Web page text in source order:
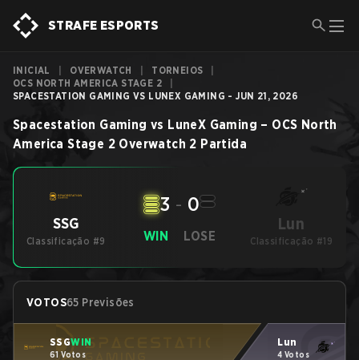
STRAFE ESPORTS
INICIAL OVERWATCH TORNEIOS
OCS NORTH AMERICA STAGE 2
SPACESTATION GAMING VS LUNEX GAMING - JUN 21, 2026
Spacestation Gaming vs LuneX Gaming – OCS North
America Stage 2 Overwatch 2 Partida
SSG
Classificação #9 WIN
3 - 0
LOSE
Lun
Classificação #19
VOTOS65 Previsões
SSGWIN
61 Votos
Lun
4 Votos